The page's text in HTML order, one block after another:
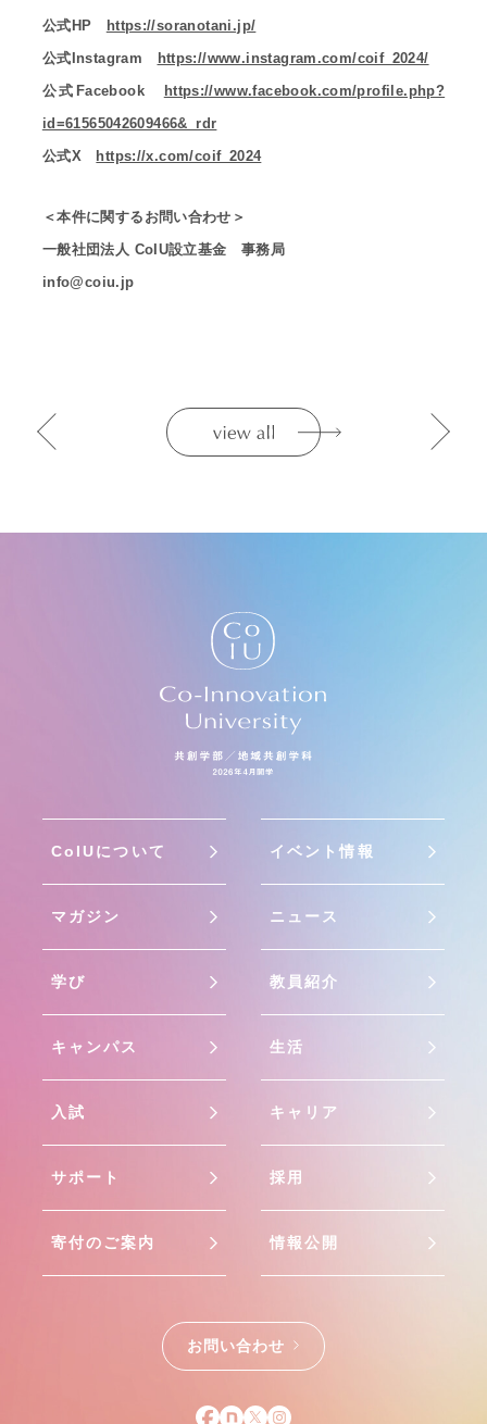
公式HP
https://soranotani.jp/
公式Instagram
https://www.instagram.com/coif_2024/
公式Facebook
https://www.facebook.com/profile.php?
id=61565042609466&_rdr
公式X
https://x.com/coif_2024
＜本件に関するお問い合わせ＞
一般社団法人 CoIU設立基金 事務局
info@coiu.jp
CoIUについて イベント情報
マガジン ニュース
学び 教員紹介
キャンパス 生活
入試 キャリア
サポート 採用
寄付のご案内 情報公開
お問い合わせ